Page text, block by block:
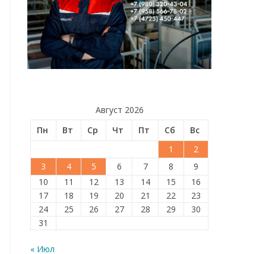
Август 2026
Пн
Вт Ср Чт Пт Сб
Вс
1
2
3
4 5 6 7 8
9
10
11 12 13 14 15
16
17
18 19 20 21 22
23
24
25 26 27 28 29
30
31
« Июл